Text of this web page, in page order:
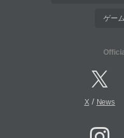
ゲー
X/ News